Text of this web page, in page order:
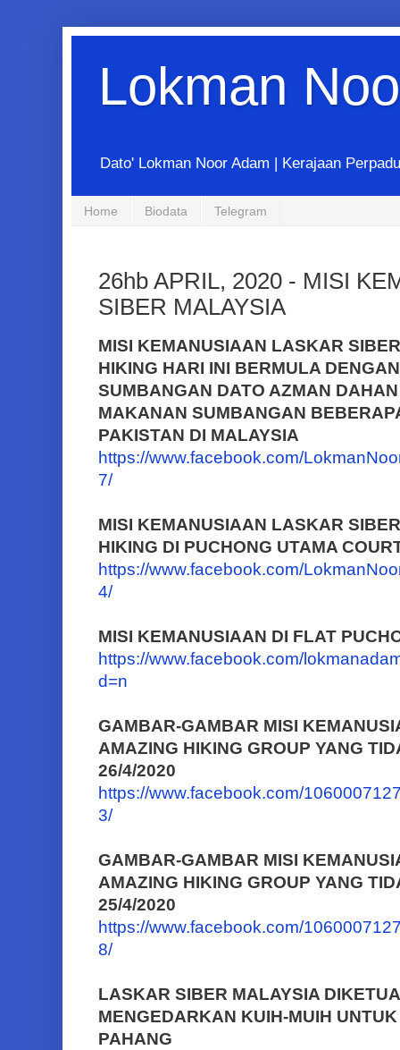
Lokman
Dato' Lokman Noor Adam | Kerajaan
Home Biodata Telegram
26hb APRIL, 2020 - MISI
SIBER MALAYSIA
MISI KEMANUSIAAN LASKAR
HIKING HARI INI BERMULA
SUMBANGAN DATO AZMAN
MAKANAN SUMBANGAN
PAKISTAN DI MALAYSIA
https://www.facebook.com/
7/
MISI KEMANUSIAAN LASKAR
HIKING DI PUCHONG UTAMA
https://www.facebook.com/
4/
MISI KEMANUSIAAN DI FLAT
https://www.facebook.com/
d=n
GAMBAR-GAMBAR MISI
AMAZING HIKING GROUP YANG
26/4/2020
https://www.facebook.com/
3/
GAMBAR-GAMBAR MISI
AMAZING HIKING GROUP YANG
25/4/2020
https://www.facebook.com/
8/
LASKAR SIBER MALAYSIA
MENGEDARKAN KUIH-MUIH
PAHANG